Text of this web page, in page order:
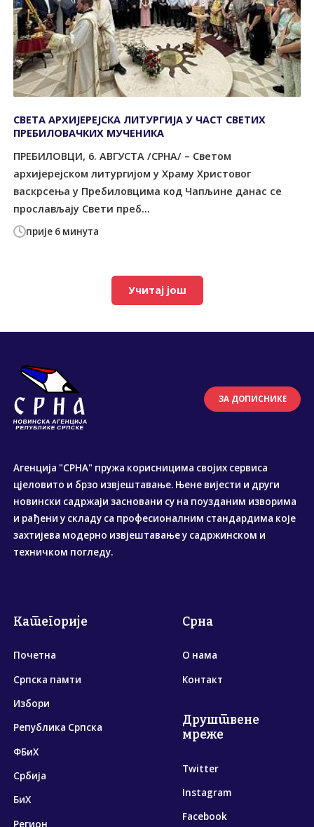
прије 6 минута
СВЕTА АРХИЈЕРЕЈСКА ЛИTУРГИЈА У ЧАСТ СВЕТИХ
ПРЕБИЛОВАЧКИХ МУЧЕНИКА
ПРЕБИЛОВЦИ, 6. АВГУСTА /СРНА/ – Светом
архијерејском литургијом у Храму Христовог
васкрсења у Пребиловцима код Чапљине данас се
прослављају Свети преб...
Учитај још
ЗА ДОПИСНИКЕ
Агенција "СРНА" пружа корисницима својих сервиса
цјеловито и брзо извјештавање. Њене вијести и други
новински садржаји засновани су на поузданим изворима
и рађени у складу са професионалним стандардима које
захтијева модерно извјештавање у садржинском и
техничком погледу.
Категорије
Почетна
Српска памти
Избори
Република Српска
ФБиХ
Србија
БиХ
Регион
Срна
О нама
Контакт
Друштвене
мреже
Twitter
Instagram
Facebook